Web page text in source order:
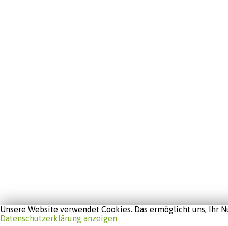
Unsere Website verwendet Cookies. Das ermöglicht uns,
Datenschutzerklärung anzeigen